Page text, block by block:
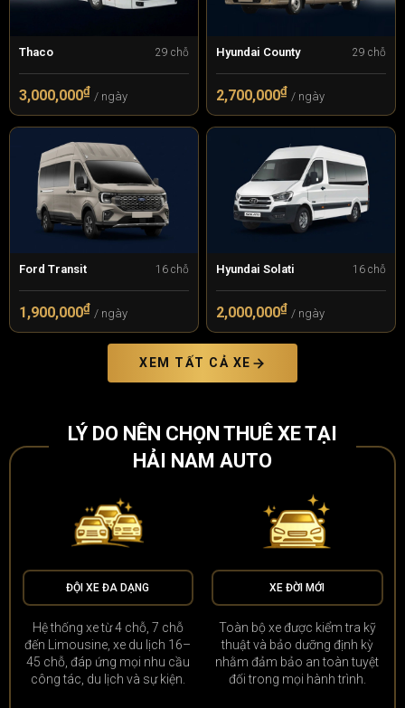
Thaco 29 chỗ
3,000,000₫ / ngày
Hyundai County 29 chỗ
2,700,000₫ / ngày
Ford Transit 16 chỗ
1,900,000₫ / ngày
Hyundai Solati 16 chỗ
2,000,000₫ / ngày
XEM TẤT CẢ XE
LÝ DO NÊN CHỌN THUÊ XE TẠI
HẢI NAM AUTO
ĐỘI XE ĐA DẠNG
Hệ thống xe từ 4 chỗ, 7 chỗ
đến Limousine, xe du lịch 16–
45 chỗ, đáp ứng mọi nhu cầu
công tác, du lịch và sự kiện.
XE ĐỜI MỚI
Toàn bộ xe được kiểm tra kỹ
thuật và bảo dưỡng định kỳ
nhằm đảm bảo an toàn tuyệt
đối trong mọi hành trình.